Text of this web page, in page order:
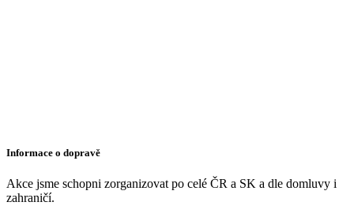
Informace o dopravě
Akce jsme schopni zorganizovat po celé ČR a SK a dle domluvy i
zahraničí.